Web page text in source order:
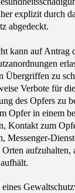
explizit durch
abgedeckt.
kann auf Antrag
Übergriffen zu
Verbote für
des Opfers zu
Opfer in einem
Kontakt zum
Messenger-
aufzuhalten,